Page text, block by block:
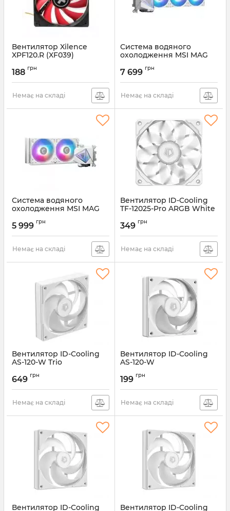
Вентилятор Xilence
XPF120.R (XF039)
188 грн
Немає на складі
Система водяного
охолодження MSI MAG
Артикул:
MAG CORELIQUID I360
7 699 грн
Немає на складі
Система водяного
охолодження MSI MAG
Артикул:
5 999 грн
Немає на складі
Вентилятор ID-Cooling
TF-12025-Pro ARGB White
WHITE
349 грн
Немає на складі
Вентилятор ID-Cooling
AS-120-W Trio
649 грн
Немає на складі
Вентилятор ID-Cooling
AS-120-W
199 грн
Немає на складі
Вентилятор ID-Cooling
Вентилятор ID-Cooling